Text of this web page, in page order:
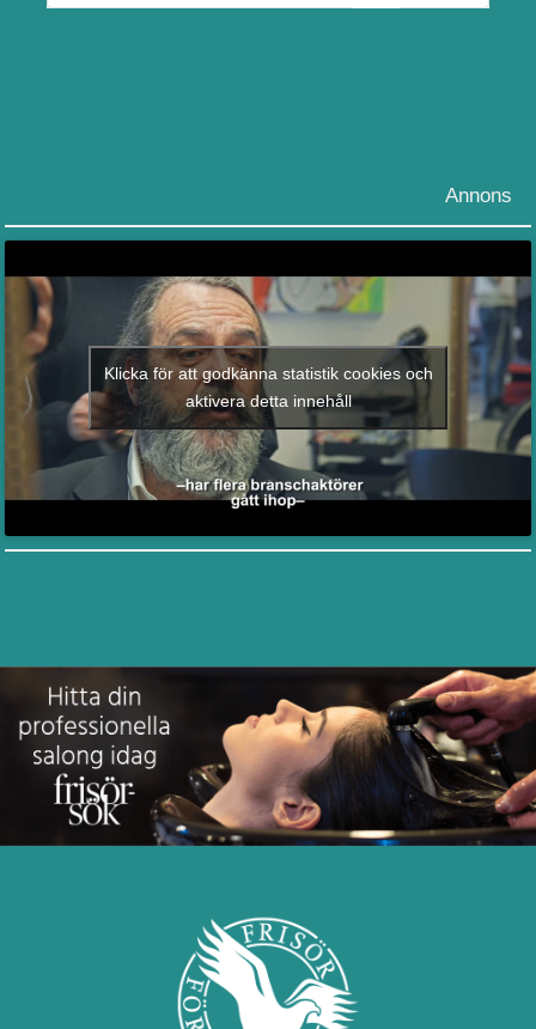
Annons
Klicka för att godkänna statistik cookies och
aktivera detta innehåll